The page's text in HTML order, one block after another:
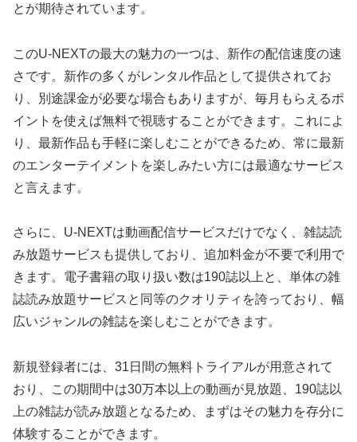
とが期待されています。
このU-NEXTの最大の魅力の一つは、新作の配信速度の速
さです。新作の多くがレンタル作品として提供されてお
り、別途課金が必要な場合もありますが、毎月もらえるポ
イントを使えば無料で視聴することができます。これによ
り、最新作品も手軽に楽しむことができるため、常に最新
のエンターテイメントを楽しみたい方には最適なサービス
と言えます。
さらに、U-NEXTは動画配信サービスだけでなく、雑誌読
み放題サービスも提供しており、追加料金が不要で利用で
きます。電子書籍の取り扱い数は190誌以上と、単体の雑
誌読み放題サービスと同等のクオリティを誇っており、幅
広いジャンルの雑誌を楽しむことができます。
新規登録者には、31日間の無料トライアルが用意されて
おり、この期間中は30万本以上の動画が見放題、190誌以
上の雑誌が読み放題となるため、まずはその魅力を存分に
体験することができます。